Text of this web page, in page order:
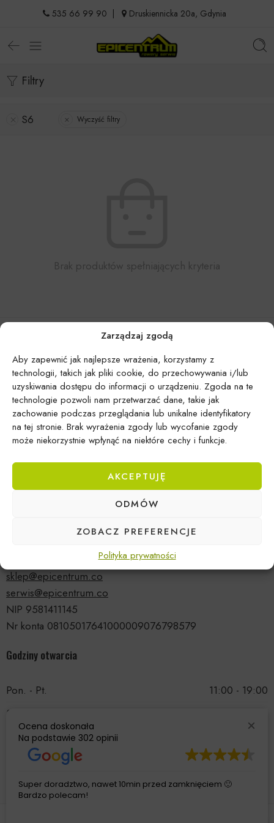
Zarządzaj zgodą
Aby zapewnić jak najlepsze wrażenia, korzystamy z
technologii, takich jak pliki cookie, do przechowywania i/lub
uzyskiwania dostępu do informacji o urządzeniu. Zgoda na te
technologie pozwoli nam przetwarzać dane, takie jak
zachowanie podczas przeglądania lub unikalne identyfikatory
na tej stronie. Brak wyrażenia zgody lub wycofanie zgody
może niekorzystnie wpłynąć na niektóre cechy i funkcje.
AKCEPTUJĘ
ODMÓW
ZOBACZ PREFERENCJE
Polityka prywatności
535 66 99 90 Druskiennicka 20a, Gdynia
Filtry
S6 Wyczyść filtry
Brak produktów spełniających kryteria
Epicentrum Gdynia Wielki Kack
ul. Druskiennicka 20a
sklep@epicentrum.co
serwis@epicentrum.co
NIP 9581411145
Nr konta 08105017641000009076798579
Godziny otwarcia
Pon. - Pt.
11:00 - 19:00
Sobota
Niedziela
Ocena doskonała
Na podstawie 302 opinii
Super doradztwo, nawet 10min przed zamknięciem 🙂
Bardzo polecam!